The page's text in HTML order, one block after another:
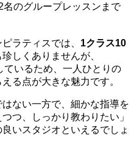
のグループレッスンまで
ラティスでは、 1クラス10
しくありませんが、
いるため、一人ひとりの
る点が大きな魅力です。
ない一方で、細かな指導を
つ、しっかり教わりたい」
いスタジオといえるでしょ